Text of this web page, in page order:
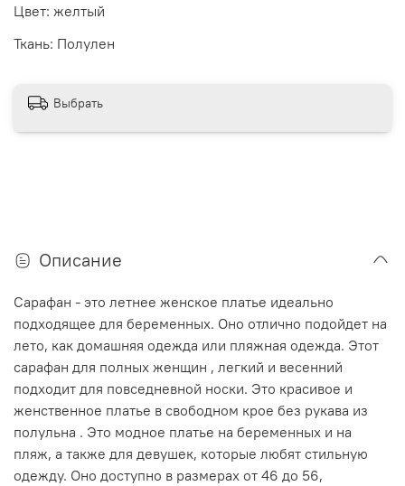
Цвет: желтый
Ткань: Полулен
Выбрать
Описание
Сарафан - это летнее женское платье идеально
подходящее для беременных. Оно отлично подойдет на
лето, как домашняя одежда или пляжная одежда. Этот
сарафан для полных женщин , легкий и весенний
подходит для повседневной носки. Это красивое и
женственное платье в свободном крое без рукава из
полульна . Это модное платье на беременных и на
пляж, а также для девушек, которые любят стильную
одежду. Оно доступно в размерах от 46 до 56,